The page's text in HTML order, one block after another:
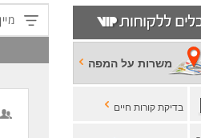
משרות על המפה
בדיקת קורות חיים